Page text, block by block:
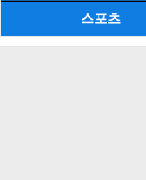
스포츠